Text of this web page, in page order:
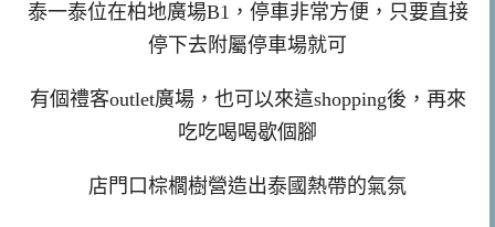
泰一泰位在柏地廣場B1，停車非常方便，只要直接
停下去附屬停車場就可
有個禮客outlet廣場，也可以來這shopping後，再來
吃吃喝喝歇個腳
店門口棕櫚樹營造出泰國熱帶的氣氛